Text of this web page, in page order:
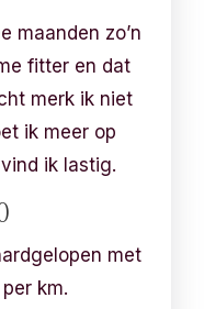
maanden zo’n
fitter en dat
merk ik niet
ik meer op
ik lastig.
met
km.